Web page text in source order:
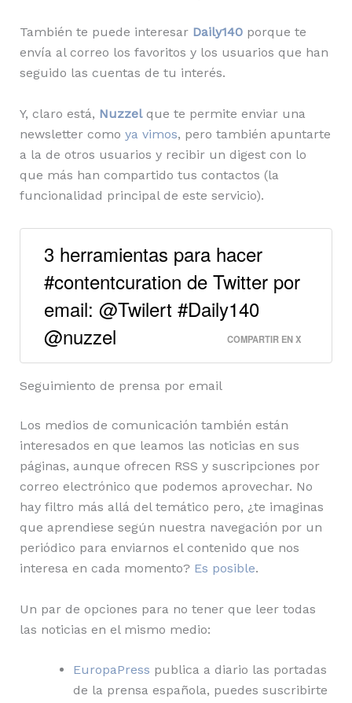
También te puede interesar Daily140porque te
envía al correo los favoritos y los usuarios que han
seguido las cuentas de tu interés.
Y, claro está, Nuzzelque te permite enviar una
newsletter como ya vimos, pero también apuntarte
a la de otros usuarios y recibir un digest con lo
que más han compartido tus contactos (la
funcionalidad principal de este servicio).
3 herramientas para hacer
#contentcuration de Twitter por
email: @Twilert #Daily140
@nuzzel
COMPARTIR EN X
Seguimiento de prensa por email
Los medios de comunicación también están
interesados en que leamos las noticias en sus
páginas, aunque ofrecen RSS y suscripciones por
correo electrónico que podemos aprovechar. No
hay filtro más allá del temático pero, ¿te imaginas
que aprendiese según nuestra navegación por un
periódico para enviarnos el contenido que nos
interesa en cada momento? Es posible.
Un par de opciones para no tener que leer todas
las noticias en el mismo medio:
EuropaPress publica a diario las portadas
de la prensa española, puedes suscribirte